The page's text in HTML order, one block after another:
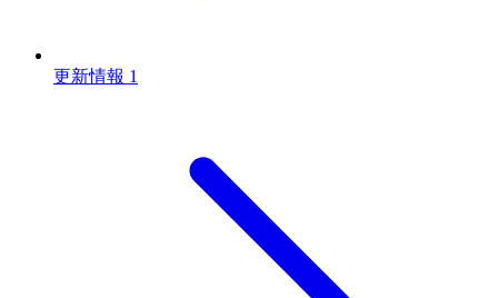
更新情報 1